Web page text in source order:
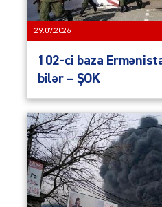
29.07.2026
102-ci baza
bilər – ŞOK